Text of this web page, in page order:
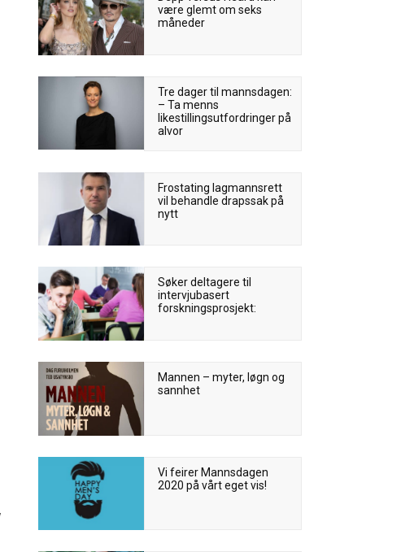
være glemt om seks
måneder
Tre dager til mannsdagen:
– Ta menns
likestillingsutfordringer på
alvor
Frostating lagmannsrett
vil behandle drapssak på
nytt
Søker deltagere til
intervjubasert
forskningsprosjekt:
Mannen – myter, løgn og
sannhet
Vi feirer Mannsdagen
2020 på vårt eget vis!